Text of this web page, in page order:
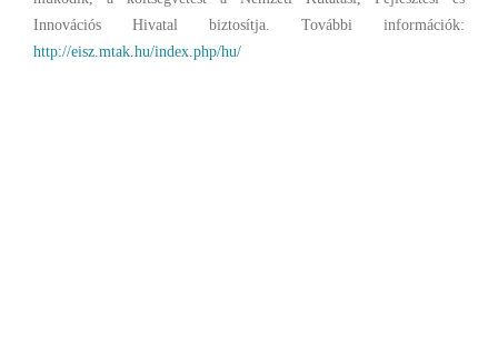
Innovációs Hivatal biztosítja. További információk:
http://eisz.mtak.hu/index.php/hu/